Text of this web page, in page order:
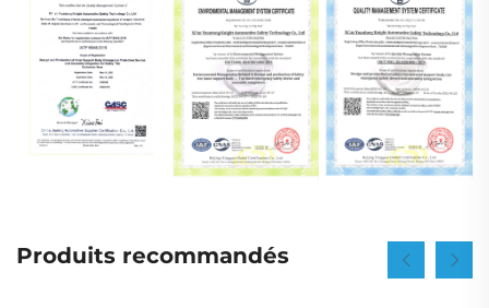
Produits recommandés